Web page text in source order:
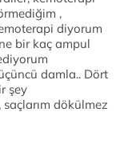
,
diyorum
bir kaç ampul
damla.. Dört
şey
dökülmez